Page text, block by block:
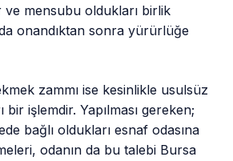
ve mensubu oldukları birlik
onandıktan sonra yürürlüğe
zammı ise kesinlikle usulsüz
bir işlemdir. Yapılması gereken;
bağlı oldukları esnaf odasına
odanın da bu talebi Bursa